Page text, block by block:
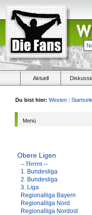
Aktuell
Du bist hier: Westen |
Menü
Obere Ligen
-- Herren --
1. Bundesliga
2. Bundesliga
3. Liga
Regionalliga Bayern
Regionalliga Nord
Regionalliga Nordost